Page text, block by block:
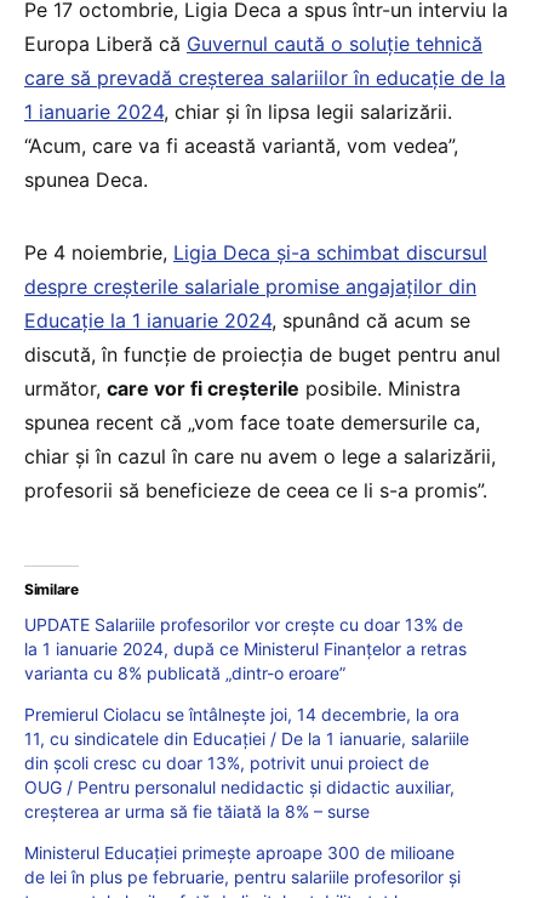
Pe 17 octombrie, Ligia Deca a spus într-un interviu la
Europa Liberă că Guvernul caută o soluție tehnică
care să prevadă creșterea salariilor în educație de la
1 ianuarie 2024, chiar și în lipsa legii salarizării.
“Acum, care va fi această variantă, vom vedea”,
spunea Deca.
Pe 4 noiembrie, Ligia Deca și-a schimbat discursul
despre creșterile salariale promise angajaților din
Educație la 1 ianuarie 2024, spunând că acum se
discută, în funcţie de proiecţia de buget pentru anul
următor, care vor fi creşterile posibile. Ministra
spunea recent că „vom face toate demersurile ca,
chiar și în cazul în care nu avem o lege a salarizării,
profesorii să beneficieze de ceea ce li s-a promis”.
Similare
UPDATE Salariile profesorilor vor crește cu doar 13% de
la 1 ianuarie 2024, după ce Ministerul Finanțelor a retras
varianta cu 8% publicată „dintr-o eroare”
Premierul Ciolacu se întâlnește joi, 14 decembrie, la ora
11, cu sindicatele din Educației / De la 1 ianuarie, salariile
din școli cresc cu doar 13%, potrivit unui proiect de
OUG / Pentru personalul nedidactic și didactic auxiliar,
creșterea ar urma să fie tăiată la 8% – surse
Ministerul Educației primește aproape 300 de milioane
de lei în plus pe februarie, pentru salariile profesorilor și